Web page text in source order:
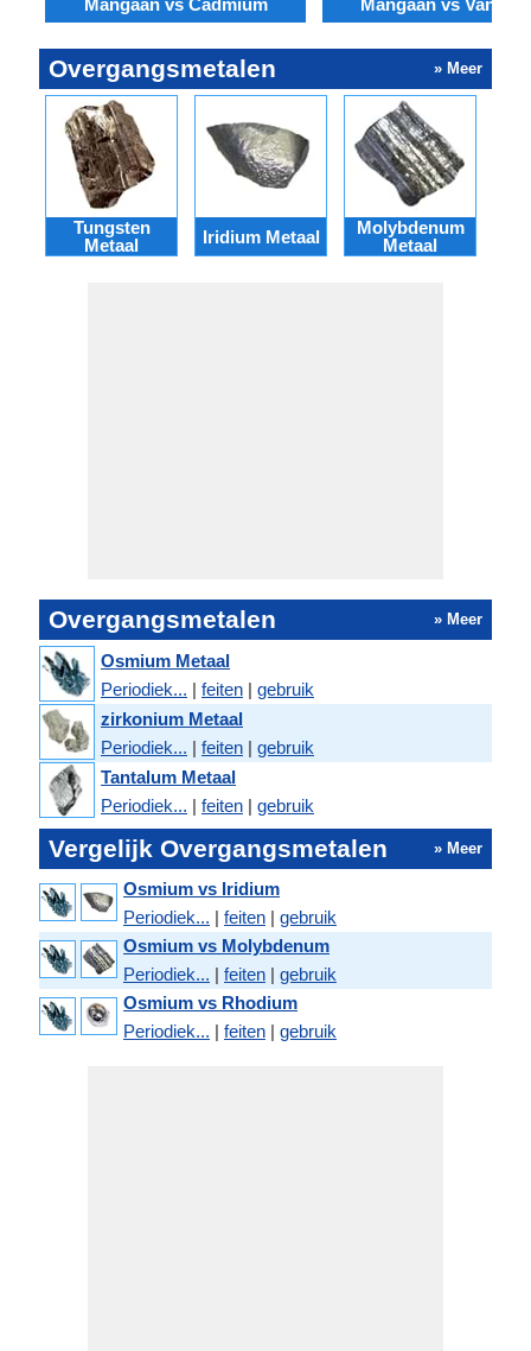
Overgangsmetalen » Meer
Tungsten
Metaal
Iridium Metaal
Molybdenum
Metaal
Overgangsmetalen » Meer
Osmium Metaal
Periodiek... | feiten | gebruik
zirkonium Metaal
Periodiek... | feiten | gebruik
Tantalum Metaal
Periodiek... | feiten | gebruik
Vergelijk Overgangsmetalen » Meer
Osmium vs Iridium
Periodiek... | feiten | gebruik
Osmium vs Molybdenum
Periodiek... | feiten | gebruik
Osmium vs Rhodium
Periodiek... | feiten | gebruik